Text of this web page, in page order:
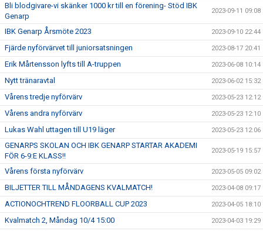
Bli blodgivare-vi skänker 1000 kr till en förening- Stöd IBK
Genarp
2023-09-11 09:08
IBK Genarp Årsmöte 2023 2023-09-10 22:44
Fjärde nyförvärvet till juniorsatsningen 2023-08-17 20:41
Erik Mårtensson lyfts till A-truppen 2023-06-08 10:14
Nytt tränaravtal 2023-06-02 15:32
Vårens tredje nyförvärv 2023-05-23 12:12
Vårens andra nyförvärv 2023-05-23 12:10
Lukas Wahl uttagen till U19 läger 2023-05-23 12:06
GENARPS SKOLAN OCH IBK GENARP STARTAR AKADEMI
FÖR 6-9:E KLASS!!
2023-05-19 15:57
Vårens första nyförvärv 2023-05-05 09:02
BILJETTER TILL MÅNDAGENS KVALMATCH! 2023-04-08 09:17
ACTIONOCHTREND FLOORBALL CUP 2023 2023-04-05 18:10
Kvalmatch 2, Måndag 10/4 15:00 2023-04-03 19:29